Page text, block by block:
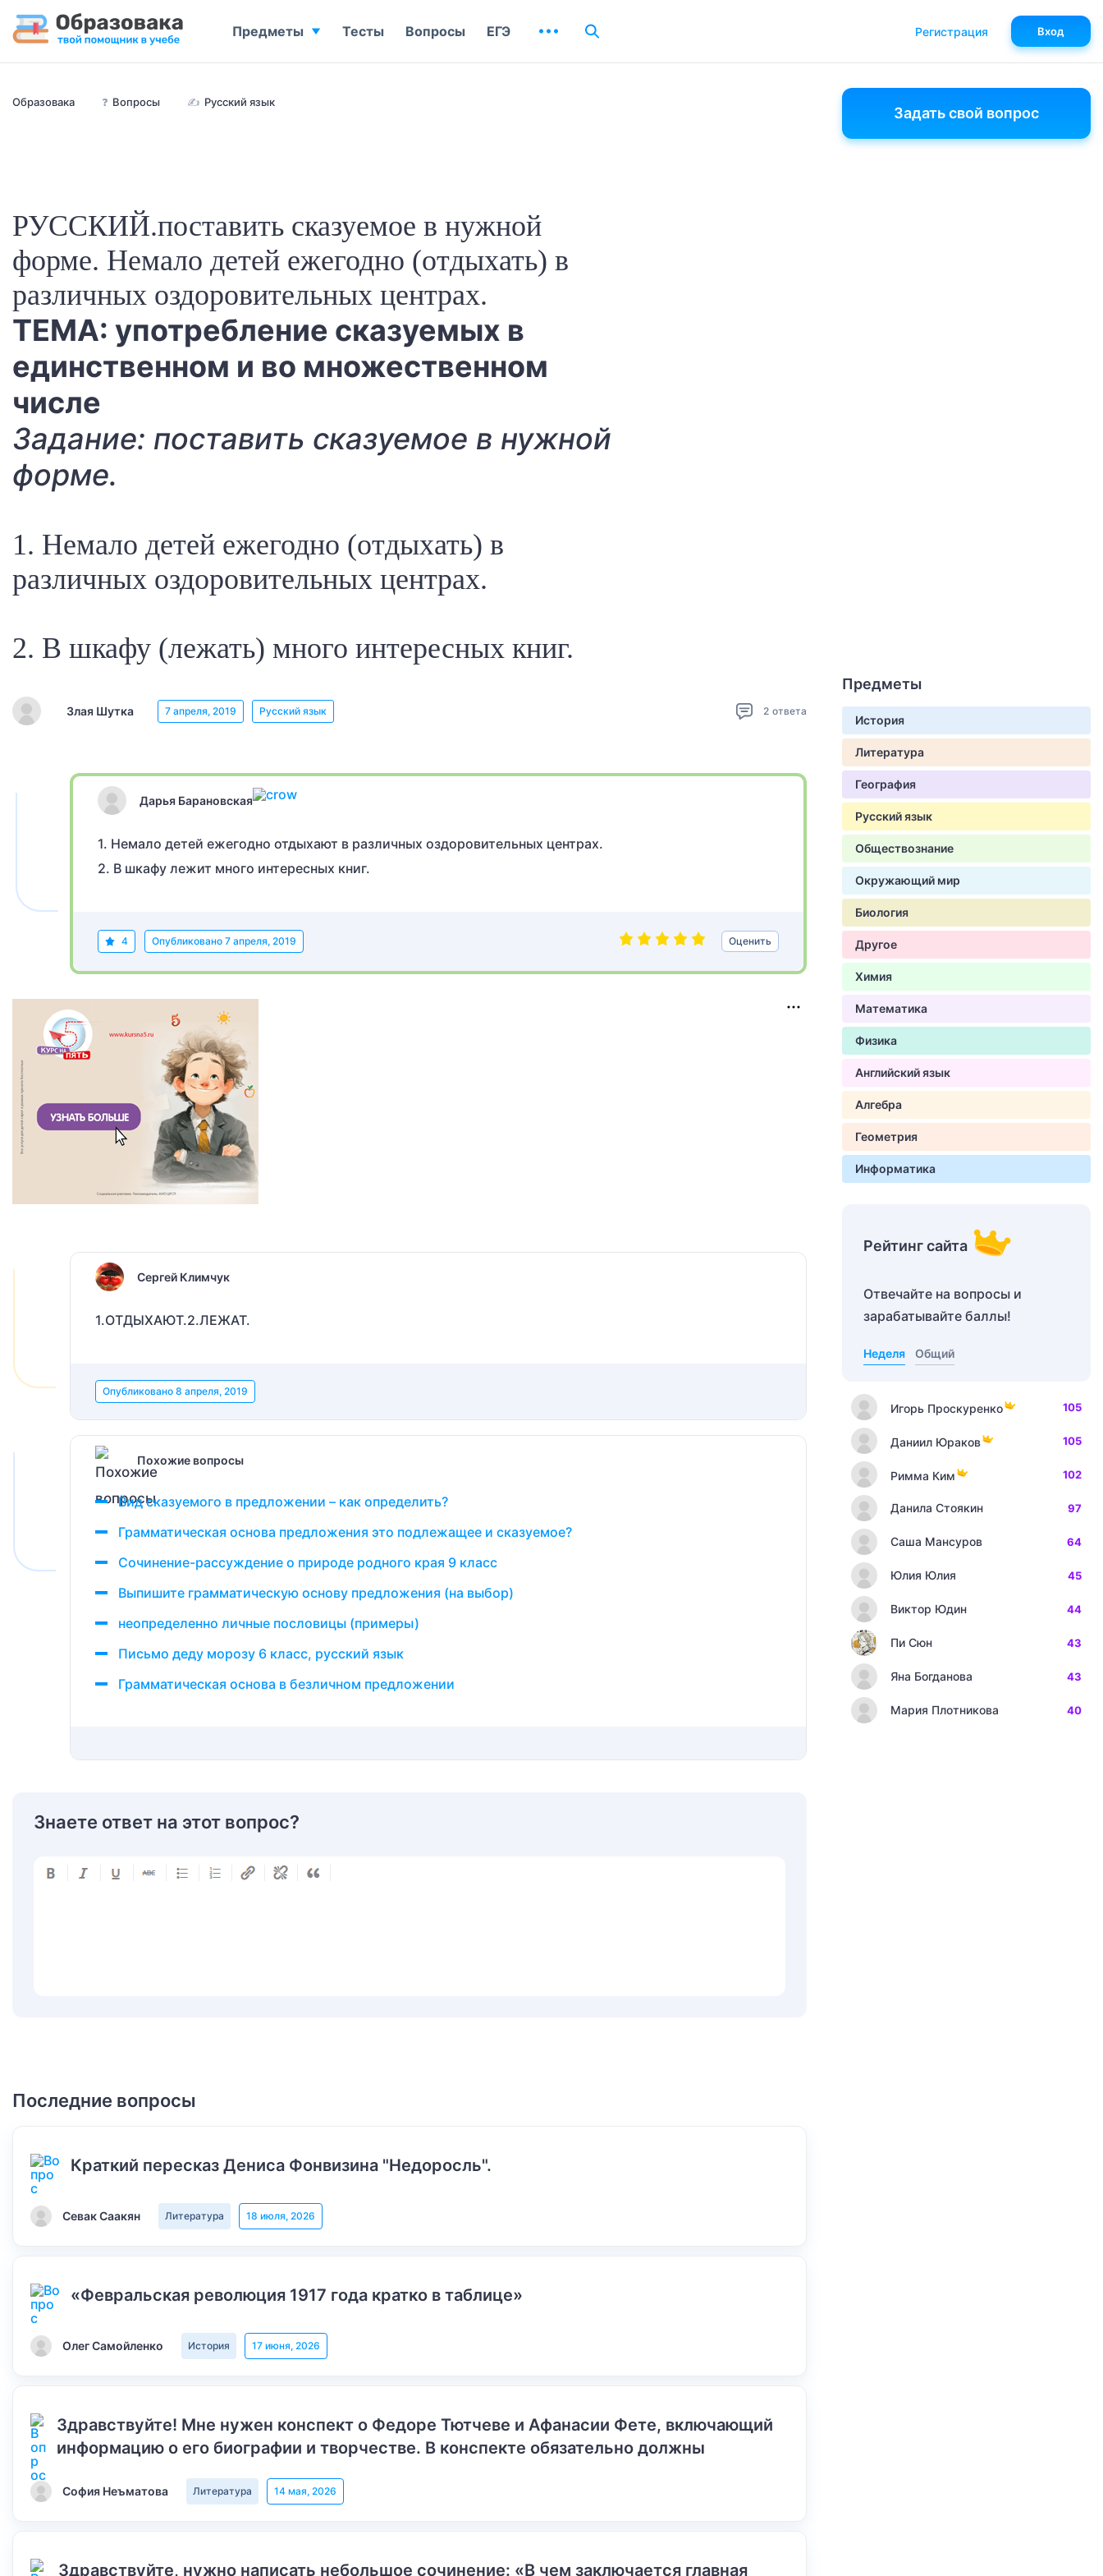
Образовака ❓ Вопросы ✍ Русский язык
РУССКИЙ.поставить сказуемое в нужной
форме. Немало детей ежегодно (отдыхать) в
различных оздоровительных центрах.
ТЕМА: употребление сказуемых в
единственном и во множественном
числе
Задание: поставить сказуемое в нужной
форме.
1. Немало детей ежегодно (отдыхать) в
различных оздоровительных центрах.
2. В шкафу (лежать) много интересных книг.
Злая Шутка 7 апреля, 2019 Русский язык 2 ответа
Дарья Барановская
1. Немало детей ежегодно отдыхают в различных оздоровительных центрах.
2. В шкафу лежит много интересных книг.
4 Опубликовано 7 апреля, 2019 Оценить
Сергей Климчук
1.ОТДЫХАЮТ.2.ЛЕЖАТ.
Опубликовано 8 апреля, 2019
Похожие вопросы
Вид сказуемого в предложении – как определить?
Грамматическая основа предложения это подлежащее и сказуемое?
Сочинение-рассуждение о природе родного края 9 класс
Выпишите грамматическую основу предложения (на выбор)
неопределенно личные пословицы (примеры)
Письмо деду морозу 6 класс, русский язык
Грамматическая основа в безличном предложении
Знаете ответ на этот вопрос?
Последние вопросы
Краткий пересказ Дениса Фонвизина "Недоросль".
Севак Саакян Литература 18 июля, 2026
«Февральская революция 1917 года кратко в таблице»
Олег Самойленко История 17 июня, 2026
Здравствуйте! Мне нужен конспект о Федоре Тютчеве и Афанасии Фете, включающий
информацию о его биографии и творчестве. В конспекте обязательно должны
София Неъматова Литература 14 мая, 2026
Здравствуйте, нужно написать небольшое сочинение: «В чем заключается главная
Задать свой вопрос
Предметы
История
Литература
География
Русский язык
Обществознание
Окружающий мир
Биология
Другое
Химия
Математика
Физика
Английский язык
Алгебра
Геометрия
Информатика
Рейтинг сайта
Отвечайте на вопросы и
зарабатывайте баллы!
Неделя Общий
Игорь Проскуренко 105
Даниил Юраков 105
Римма Ким 102
Данила Стоякин 97
Саша Мансуров 64
Юлия Юлия 45
Виктор Юдин 44
Пи Сюн 43
Яна Богданова 43
Мария Плотникова 40
Предметы Тесты Вопросы ЕГЭ Регистрация Вход